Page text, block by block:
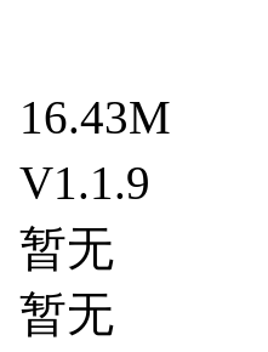
16.43M
V1.1.9
暂无
暂无